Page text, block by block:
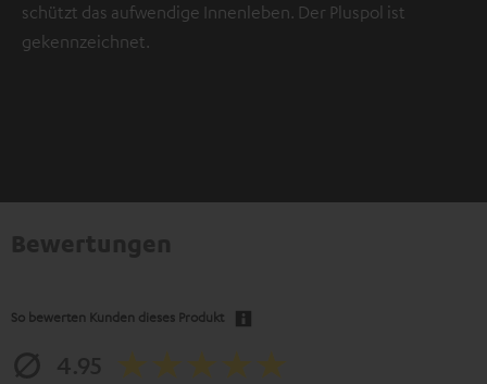
schützt das aufwendige Innenleben. Der Pluspol ist
gekennzeichnet.
So bewerten Kunden dieses Produkt